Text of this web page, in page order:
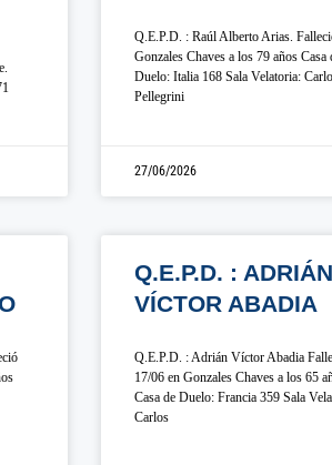
Q.E.P.D. : Raúl Alberto Arias.
Gonzales Chaves a los 79 años Casa
Duelo: Italia 168 Sala Velatoria:
Pellegrini
27/06/2026
Q.E.P.D. : ADRIÁN
VÍCTOR ABADIA
Q.E.P.D. : Adrián Víctor Abadia
17/06 en Gonzales Chaves a los 65
Casa de Duelo: Francia 359 Sala
Carlos